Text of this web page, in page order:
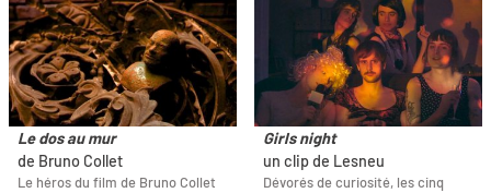
Le dos au mur
de Bruno Collet
Le héros du film de Bruno Collet
Girls night
un clip de Lesneu
Dévorés de curiosité, les cinq